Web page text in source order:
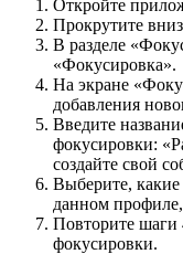
Откройте
Прокрутите
В разделе
«Фокусировка».
На экране
добавления
Введите
фокусировки:
создайте свой
Выберите,
данном
Повторите шаги
фокусировки.